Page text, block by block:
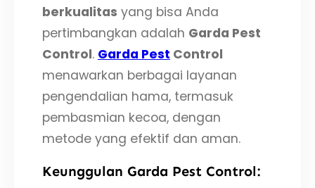
berkualitas yang bisa Anda
pertimbangkan adalah Garda Pest
Control. Garda Pest Control
menawarkan berbagai layanan
pengendalian hama, termasuk
pembasmian kecoa, dengan
metode yang efektif dan aman.
Keunggulan Garda Pest Control: